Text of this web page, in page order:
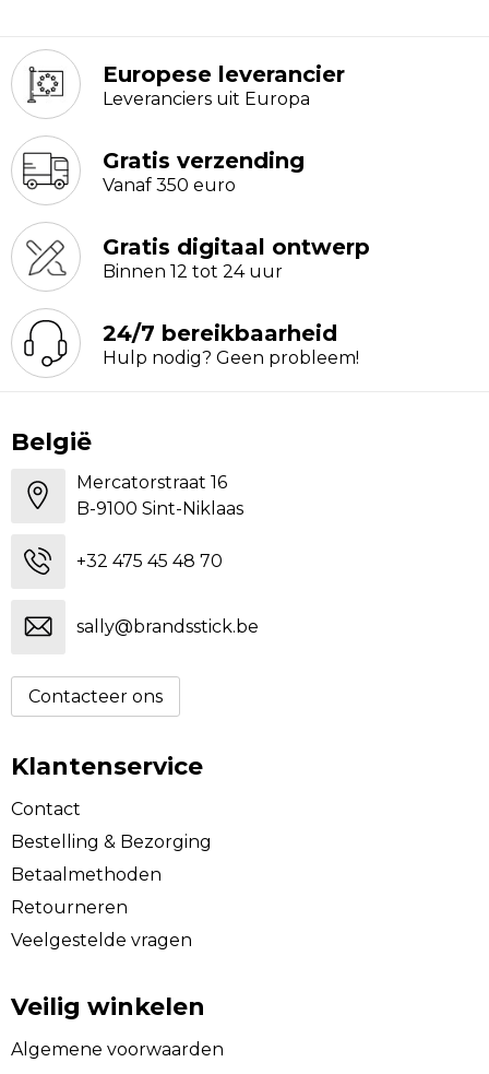
Europese leverancier
Leveranciers uit Europa
Gratis verzending
Vanaf 350 euro
Gratis digitaal ontwerp
Binnen 12 tot 24 uur
24/7 bereikbaarheid
Hulp nodig? Geen probleem!
België
Mercatorstraat 16
B-9100 Sint-Niklaas
+32 475 45 48 70
sally@brandsstick.be
Contacteer ons
Klantenservice
Contact
Bestelling & Bezorging
Betaalmethoden
Retourneren
Veelgestelde vragen
Veilig winkelen
Algemene voorwaarden